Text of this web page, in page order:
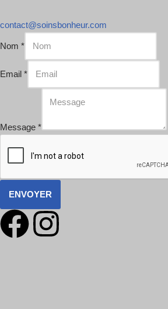
contact@soinsbonheur.com
Nom *
Email *
Message *
ENVOYER